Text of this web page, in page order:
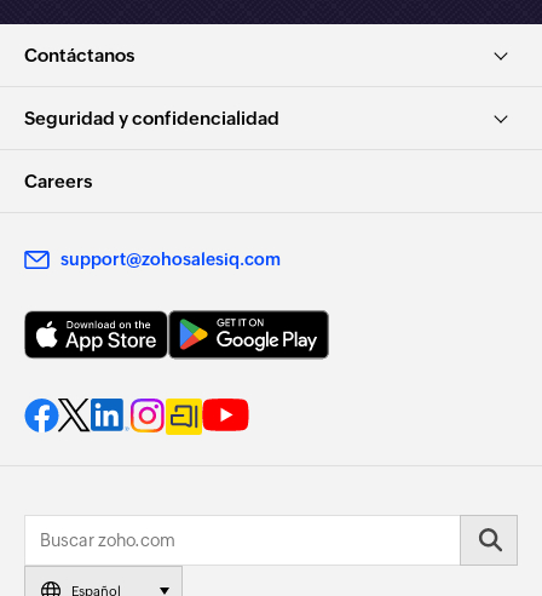
Contáctanos
Seguridad y confidencialidad
Careers
support@zohosalesiq.com
Español